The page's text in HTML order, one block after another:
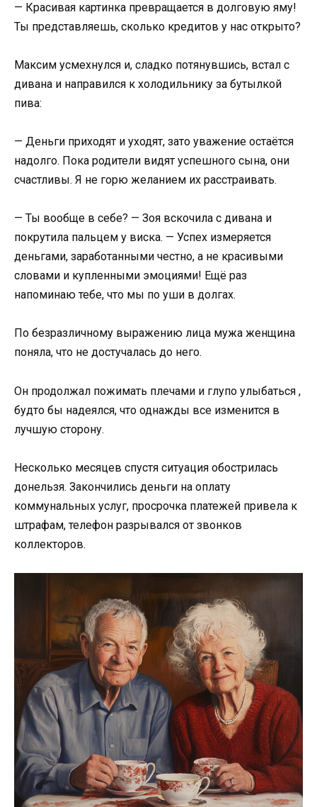
— Красивая картинка превращается в долговую яму!
Ты представляешь, сколько кредитов у нас открыто?
Максим усмехнулся и, сладко потянувшись, встал с
дивана и направился к холодильнику за бутылкой
пива:
— Деньги приходят и уходят, зато уважение остаётся
надолго. Пока родители видят успешного сына, они
счастливы. Я не горю желанием их расстраивать.
— Ты вообще в себе? — Зоя вскочила с дивана и
покрутила пальцем у виска. — Успех измеряется
деньгами, заработанными честно, а не красивыми
словами и купленными эмоциями! Ещё раз
напоминаю тебе, что мы по уши в долгах.
По безразличному выражению лица мужа женщина
поняла, что не достучалась до него.
Он продолжал пожимать плечами и глупо улыбаться ,
будто бы надеялся, что однажды все изменится в
лучшую сторону.
Несколько месяцев спустя ситуация обострилась
донельзя. Закончились деньги на оплату
коммунальных услуг, просрочка платежей привела к
штрафам, телефон разрывался от звонков
коллекторов.